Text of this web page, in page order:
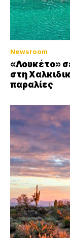
Newsroom
«Λουκέτο»
στη
παραλίες